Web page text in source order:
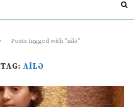
Posts tagged with "ailə"
TAG: AILƏ